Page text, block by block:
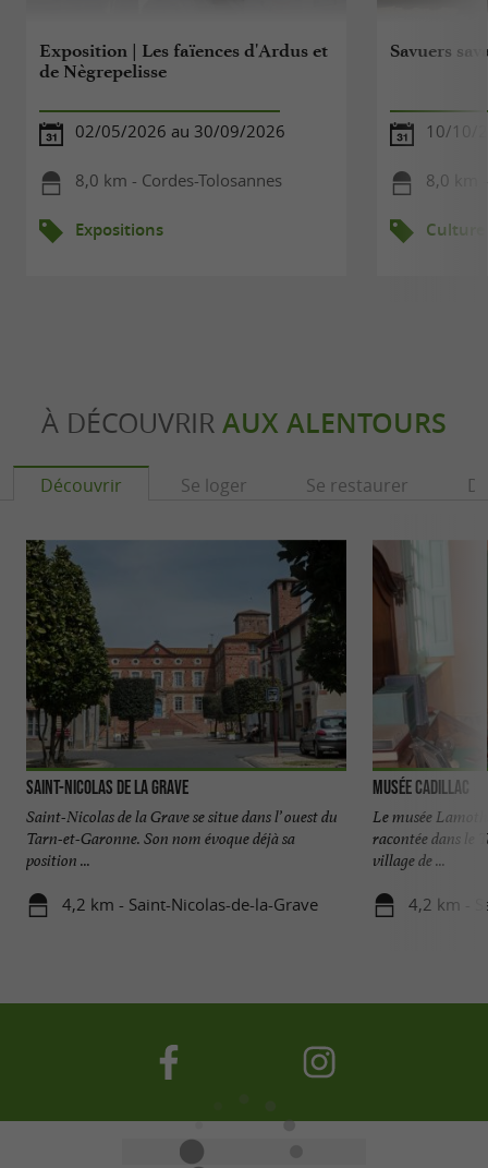
Exposition | Les faïences d'Ardus et
de Nègrepelisse
02/05/2026 au 30/09/2026
8,0 km - Cordes-Tolosannes
Expositions
Savuers
10/10/
8,0 km
Culture
À DÉCOUVRIR AUX ALENTOURS
Découvrir Se loger Se restaurer
Saint-Nicolas de la Grave
Saint-Nicolas de la Grave se situe dans l’ ouest du
Tarn-et-Garonne. Son nom évoque déjà sa
position ...
4,2 km - Saint-Nicolas-de-la-Grave
Musée Cadillac
Le musée
racontée dans le
village de ...
4,2 km -